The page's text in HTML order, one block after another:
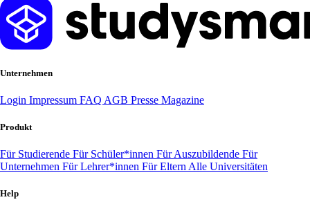
Unternehmen
Login Impressum FAQ AGB Presse Magazine
Produkt
Für Studierende Für Schüler*innen Für Auszubildende Für
Unternehmen Für Lehrer*innen Für Eltern Alle Universitäten
Help